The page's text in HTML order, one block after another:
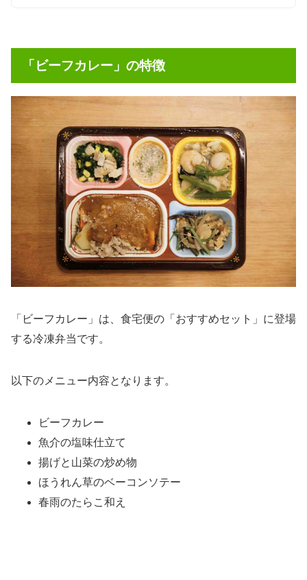
「ビーフカレー」の特徴
「ビーフカレー」は、食宅便の「おすすめセット」に登場
する冷凍弁当です。
以下のメニュー内容となります。
ビーフカレー
魚介の塩味仕立て
揚げと山菜の炒め物
ほうれん草のベーコンソテー
春雨のたらこ和え